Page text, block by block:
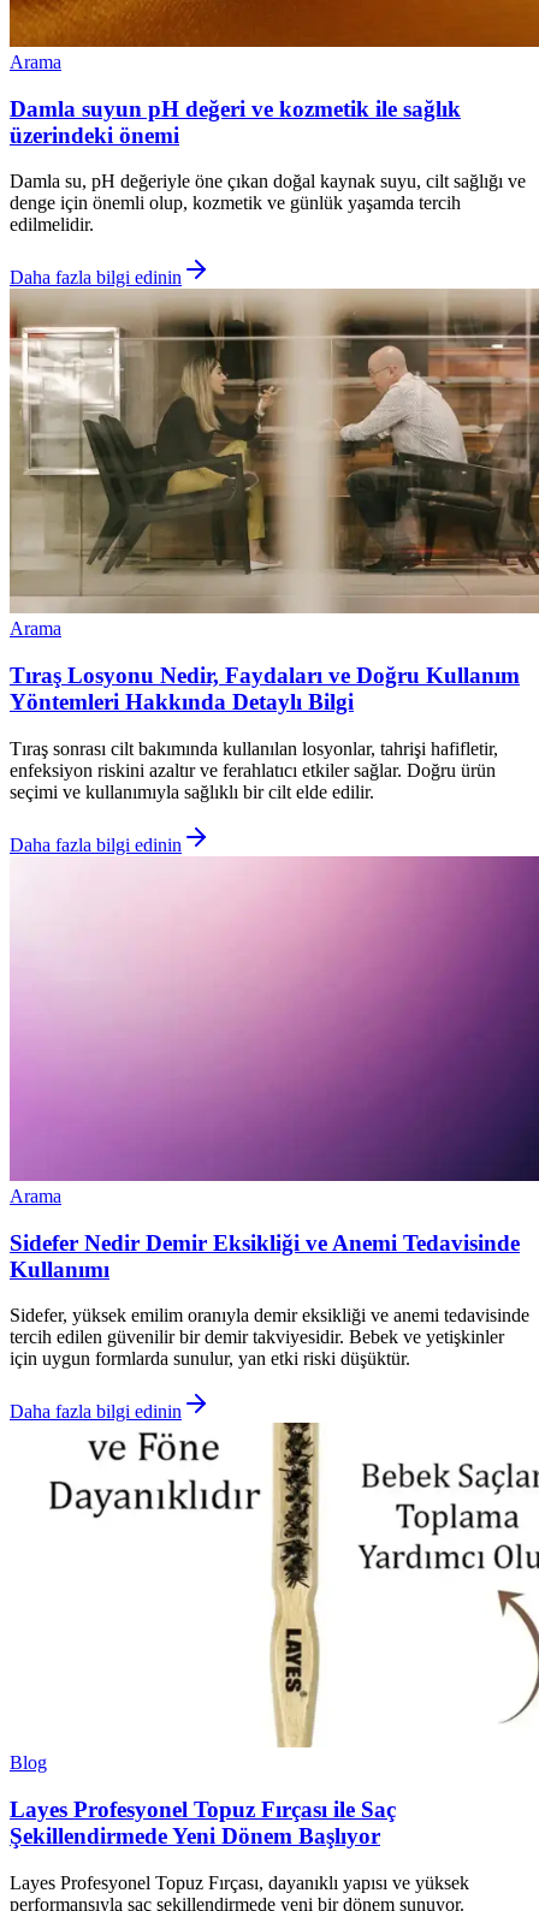
Arama
Damla suyun pH değeri ve kozmetik ile sağlık
üzerindeki önemi
Damla su, pH değeriyle öne çıkan doğal kaynak suyu, cilt sağlığı ve
denge için önemli olup, kozmetik ve günlük yaşamda tercih
edilmelidir.
Daha fazla bilgi edinin
Arama
Tıraş Losyonu Nedir, Faydaları ve Doğru Kullanım
Yöntemleri Hakkında Detaylı Bilgi
Tıraş sonrası cilt bakımında kullanılan losyonlar, tahrişi hafifletir,
enfeksiyon riskini azaltır ve ferahlatıcı etkiler sağlar. Doğru ürün
seçimi ve kullanımıyla sağlıklı bir cilt elde edilir.
Daha fazla bilgi edinin
Arama
Sidefer Nedir Demir Eksikliği ve Anemi Tedavisinde
Kullanımı
Sidefer, yüksek emilim oranıyla demir eksikliği ve anemi tedavisinde
tercih edilen güvenilir bir demir takviyesidir. Bebek ve yetişkinler
için uygun formlarda sunulur, yan etki riski düşüktür.
Daha fazla bilgi edinin
Blog
Layes Profesyonel Topuz Fırçası ile Saç
Şekillendirmede Yeni Dönem Başlıyor
Layes Profesyonel Topuz Fırçası, dayanıklı yapısı ve yüksek
performansıyla saç şekillendirmede yeni bir dönem sunuyor.